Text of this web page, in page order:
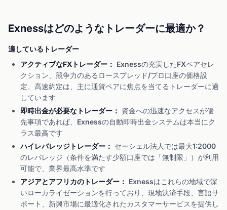
Exnessはどのようなトレーダーに最適か？
適しているトレーダー
アクティブなFXトレーダー： Exnessの充実したFXペアセレ
クション、競争力のあるロースプレッド/プロ口座の価格設
定、高速約定は、主に通貨ペアに焦点を当てるトレーダーに適
しています
即時出金が必要なトレーダー： 資金への迅速なアクセスが優
先事項であれば、Exnessの自動即時出金システムは本当にク
ラス最高です
ハイレバレッジトレーダー： セーシェル法人では最大1:2000
のレバレッジ（条件を満たす少額口座では「無制限」）が利用
可能で、業界最高水準です
アジアとアフリカのトレーダー： Exnessはこれらの地域で深
いローカライゼーションを行っており、現地決済手段、言語サ
ポート、新興市場に最適化されたカスタマーサービスを提供し